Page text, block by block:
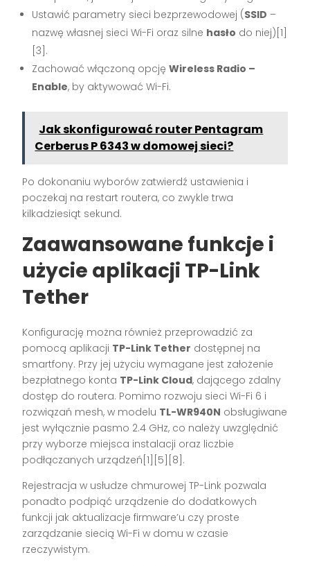
Ustawić parametry sieci bezprzewodowej (SSID –
nazwę własnej sieci Wi-Fi oraz silne hasło do niej)[1]
[3].
Zachować włączoną opcjęWireless Radio –
Enable, by aktywować Wi-Fi.
Jak skonfigurować router Pentagram
Cerberus P 6343 w domowej sieci?
Po dokonaniu wyborów zatwierdź ustawienia i
poczekaj na restart routera, co zwykle trwa
kilkadziesiąt sekund.
Zaawansowane funkcje i
użycie aplikacji TP-Link
Tether
Konfigurację można również przeprowadzić za
pomocą aplikacji TP-Link Tether dostępnej na
smartfony. Przy jej użyciu wymagane jest założenie
bezpłatnego konta TP-Link Cloud, dającego zdalny
dostęp do routera. Pomimo rozwoju sieci Wi-Fi 6 i
rozwiązań mesh, w modelu TL-WR940N obsługiwane
jest wyłącznie pasmo 2.4 GHz, co należy uwzględnić
przy wyborze miejsca instalacji oraz liczbie
podłączanych urządzeń[1][5][8].
Rejestracja w usłudze chmurowej TP-Link pozwala
ponadto podpiąć urządzenie do dodatkowych
funkcji jak aktualizacje firmware’u czy proste
zarządzanie siecią Wi-Fi w domu w czasie
rzeczywistym.